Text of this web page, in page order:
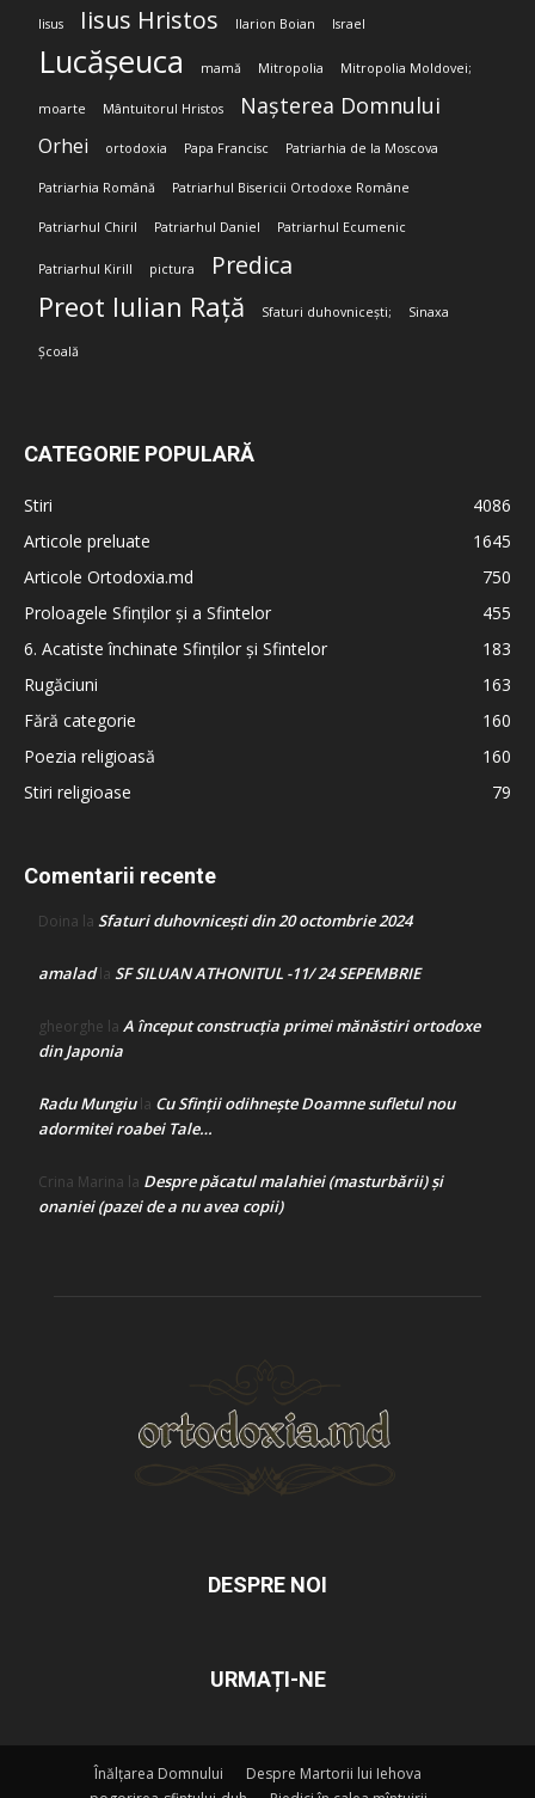
Iisus Iisus Hristos Ilarion Boian Israel
Lucășeuca mamă Mitropolia Mitropolia Moldovei;
moarte Mântuitorul Hristos Nașterea Domnului
Orhei ortodoxia Papa Francisc Patriarhia de la Moscova
Patriarhia Română Patriarhul Bisericii Ortodoxe Române
Patriarhul Chiril Patriarhul Daniel Patriarhul Ecumenic
Patriarhul Kirill pictura Predica
Preot Iulian Rață Sfaturi duhovnicești; Sinaxa
Școală
CATEGORIE POPULARĂ
Stiri
4086
Articole preluate
1645
Articole Ortodoxia.md
750
Proloagele Sfinților și a Sfintelor
455
6. Acatiste închinate Sfinților și Sfintelor
183
Rugăciuni
163
Fără categorie
160
Poezia religioasă
160
Stiri religioase
79
Comentarii recente
Doina la Sfaturi duhovnicești din 20 octombrie 2024
amaladla SF SILUAN ATHONITUL -11/ 24 SEPEMBRIE
gheorghe la A început construcţia primei mănăstiri ortodoxe
din Japonia
Radu Mungiula Cu Sfinții odihnește Doamne sufletul nou
adormitei roabei Tale…
Crina Marina la Despre păcatul malahiei (masturbării) şi
onaniei (pazei de a nu avea copii)
DESPRE NOI
URMAȚI-NE
Înălțarea Domnului
Despre Martorii lui Iehova